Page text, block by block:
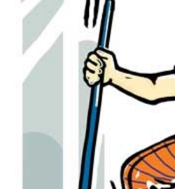
ثبت درخواست